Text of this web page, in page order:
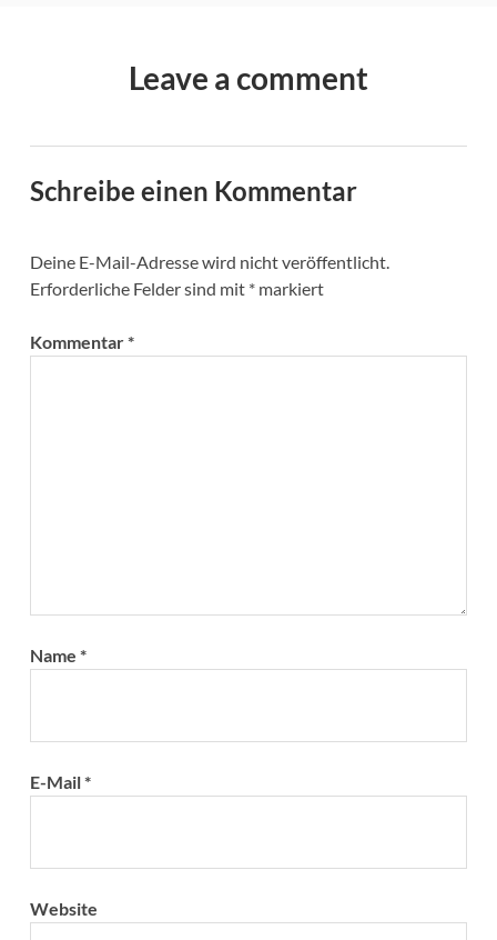
Leave a comment
Schreibe einen Kommentar
Deine E-Mail-Adresse wird nicht veröffentlicht.
Erforderliche Felder sind mit *markiert
Kommentar*
Name *
E-Mail*
Website